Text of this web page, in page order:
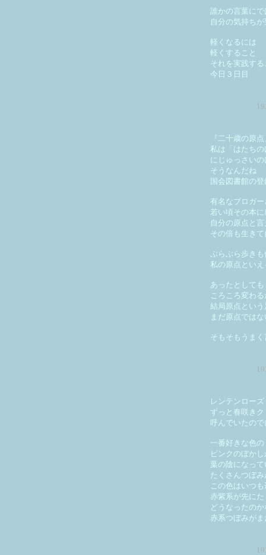
誰かの言葉にで
自分の気持ち
軽くなるには
軽くすること
それを実践する
今日３日目
『二十歳の原
私は「はたち
にじゅっさい
そうなんだね
国会図書館の
有名なブロガー
若い頃その本
自分の原点と
その倍も生き
ぶらぶら歩き
私の原点とい
あったとしても
ころころ変わ
結局原点とい
まだ原点では
そもそもうま
レンテンローズ
ずっと春咲き
呼んでいたの
一番好きな色の
ピンクのぼか
葉の陰になっ
たくさんつぼ
この色はいつ
赤紫系が先に
どうなったのか
赤系つぼみが